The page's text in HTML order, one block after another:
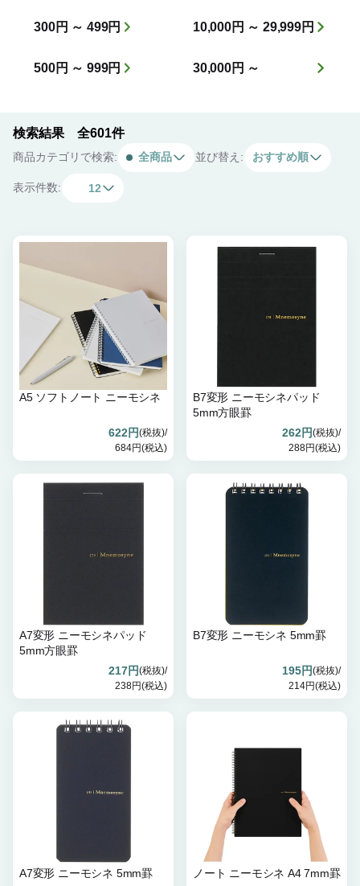
300円 ～ 499円
500円 ～ 999円
10,000円 ～ 29,999円
30,000円 ～
検索結果 全601件
商品カテゴリで検索: 全商品 並び替え: おすすめ順
表示件数: 12
A5 ソフトノート ニーモシネ
622円(税抜)/
684円(税込)
B7変形 ニーモシネパッド
5mm方眼罫
262円(税抜)/
288円(税込)
A7変形 ニーモシネパッド
5mm方眼罫
217円(税抜)/
238円(税込)
B7変形 ニーモシネ 5mm罫
195円(税抜)/
214円(税込)
A7変形 ニーモシネ 5mm罫 ノート ニーモシネ A4 7mm罫